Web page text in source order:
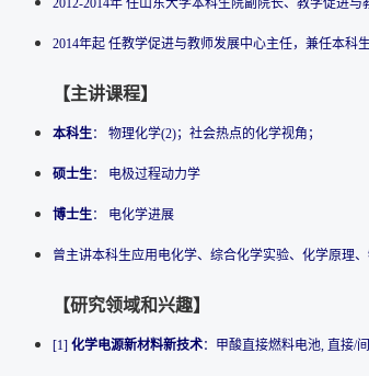
2012-2014年 任山东大学本科生院副院长、教学促进与
2014年起 任教学促进与教师发展中心主任，兼任本科
【主讲课程】
本科生： 物理化学(2)；社会热点的化学视角；
硕士生： 电极过程动力学
博士生： 电化学进展
曾主讲本科生应用电化学、综合化学实验、化学原理
【研究领域和兴趣】
[1] 化学电源新材料新技术：甲酸直接燃料电池, 直接/